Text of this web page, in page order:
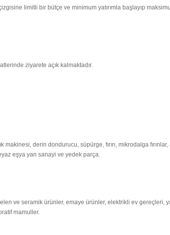
limitli bir bütçe ve minimum yatırımla başlayıp
ziyarete açık kalmaktadır.
makinesi, derin dondurucu, süpürge, fırın, mikrodalga
eşya yan sanayi ve yedek parça.
ve seramik ürünler, emaye ürünler, elektrikli ev gereçleri,
mamuller.